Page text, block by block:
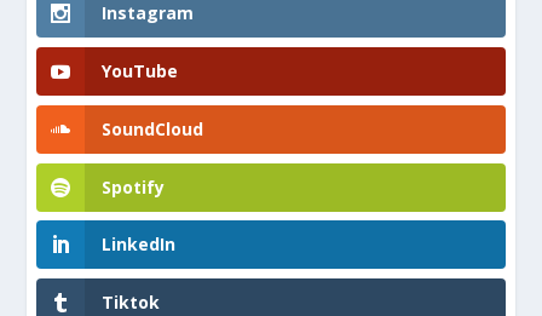
Instagram
YouTube
SoundCloud
Spotify
LinkedIn
Tiktok